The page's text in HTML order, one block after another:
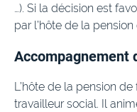
…). Si la décision est
par l’hôte de la
Accompagnement
L’hôte de la pension
travailleur social. Il